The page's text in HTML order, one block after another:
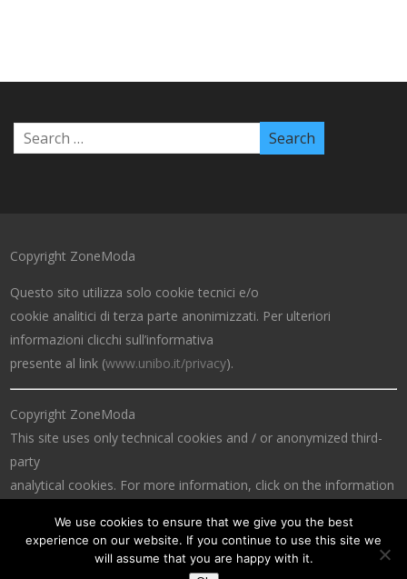
Copyright ZoneModa
Questo sito utilizza solo cookie tecnici e/o
cookie analitici di terza parte anonimizzati. Per ulteriori
informazioni clicchi sull’informativa
presente al link (www.unibo.it/privacy).
Copyright ZoneModa
This site uses only technical cookies and / or anonymized third-
party
analytical cookies. For more information, click on the information
We use cookies to ensure that we give you the best
experience on our website. If you continue to use this site we
will assume that you are happy with it.